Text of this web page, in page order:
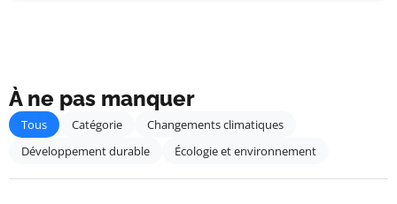
À ne pas manquer
Tous Catégorie
Changements climatiques
Développement durable
Écologie et environnement